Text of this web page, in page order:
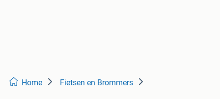
Home Fietsen en Brommers